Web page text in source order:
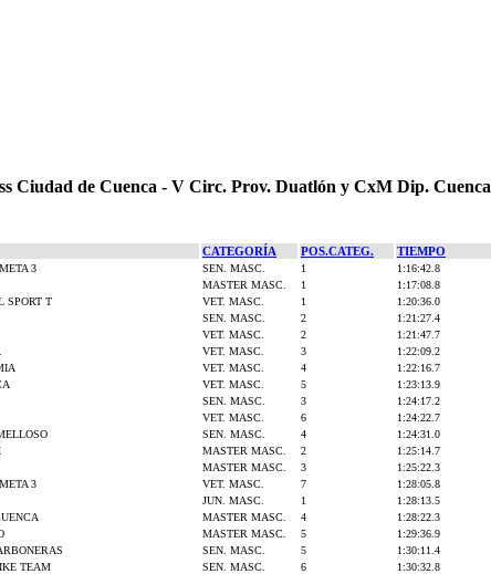
Ciudad de Cuenca - V Circ. Prov. Duatlón y CxM Dip. Cuenca
CATEGORÍA POS.CATEG. TIEMPO
3 SEN. MASC. 1 1:16:42.8
MASTER MASC. 1 1:17:08.8
SPORT T VET. MASC. 1 1:20:36.0
SEN. MASC. 2 1:21:27.4
VET. MASC. 2 1:21:47.7
VET. MASC. 3 1:22:09.2
VET. MASC. 4 1:22:16.7
VET. MASC. 5 1:23:13.9
SEN. MASC. 3 1:24:17.2
VET. MASC. 6 1:24:22.7
SEN. MASC. 4 1:24:31.0
MASTER MASC. 2 1:25:14.7
MASTER MASC. 3 1:25:22.3
3 VET. MASC. 7 1:28:05.8
JUN. MASC. 1 1:28:13.5
MASTER MASC. 4 1:28:22.3
MASTER MASC. 5 1:29:36.9
SEN. MASC. 5 1:30:11.4
TEAM SEN. MASC. 6 1:30:32.8